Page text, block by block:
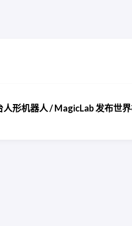
人形机器人 / MagicLab 发布世